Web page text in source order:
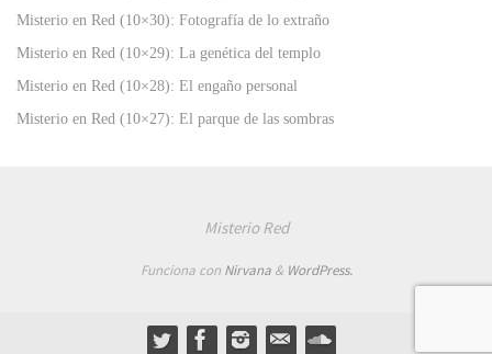
Misterio en Red (10×30): Fotografía de lo extraño
Misterio en Red (10×29): La genética del templo
Misterio en Red (10×28): El engaño personal
Misterio en Red (10×27): El parque de las sombras
Misterio Red
Funciona con Nirvana& WordPress.